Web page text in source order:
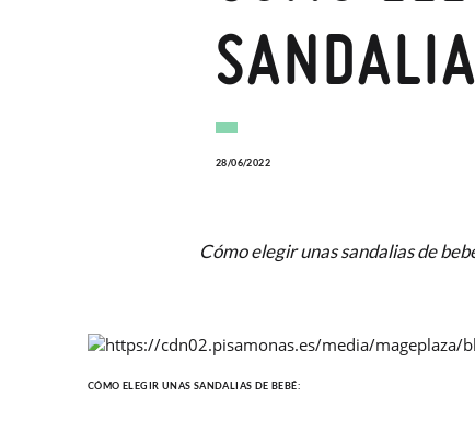
28/06/2022
Cómo elegir unas sandalias de
CÓMO ELEGIR UNAS SANDALIAS DE BEBÉ: